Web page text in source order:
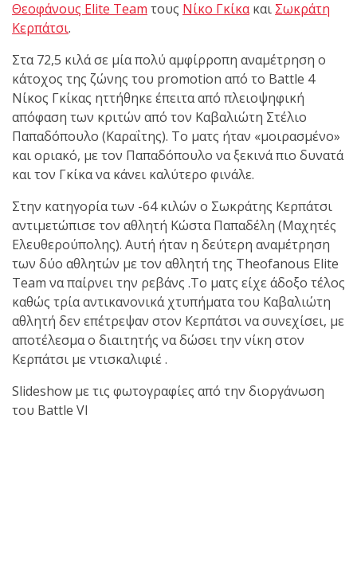
του Fight
Club Galatsi
ολοκλήρωσαν με επιτυχία
τις καλοκαιρινές
εξετάσεις έγχρωμων
ζωνών!
Με μεγάλη
επιτυχία
πραγματοποιήθηκε το
κλειστό σεμινάριο
Brazilian Jiu-Jitsu με τον
Grand Master Reyson
Gracie στο Fight Club
Galatsi!
Θεοφάνους Elite Team τους Νίκο Γκίκακαι Σωκράτη
Κερπάτσι.
Στα 72,5 κιλά σε μία πολύ αμφίρροπη αναμέτρηση ο
κάτοχος της ζώνης του promotion από το Battle 4
Νίκος Γκίκας ηττήθηκε έπειτα από πλειοψηφική
απόφαση των κριτών από τον Καβαλιώτη Στέλιο
Παπαδόπουλο (Καραΐτης). Το ματς ήταν «μοιρασμένο»
και οριακό, με τον Παπαδόπουλο να ξεκινά πιο δυνατά
και τον Γκίκα να κάνει καλύτερο φινάλε.
Στην κατηγορία των -64 κιλών ο Σωκράτης Κερπάτσι
αντιμετώπισε τον αθλητή Κώστα Παπαδέλη (Μαχητές
Ελευθερούπολης). Αυτή ήταν η δεύτερη αναμέτρηση
των δύο αθλητών με τον αθλητή της Theofanous Elite
Team να παίρνει την ρεβάνς .Το ματς είχε άδοξο τέλος
καθώς τρία αντικανονικά χτυπήματα του Καβαλιώτη
αθλητή δεν επέτρεψαν στον Κερπάτσι να συνεχίσει, με
αποτέλεσμα ο διαιτητής να δώσει την νίκη στον
Κερπάτσι με ντισκαλιφιέ .
Slideshow με τις φωτογραφίες από την διοργάνωση
του Battle VI